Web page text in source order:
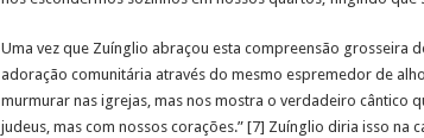
Uma vez que Zuínglio abraçou esta compreensão grosseira
adoração comunitária através do mesmo espremedor de
murmurar nas igrejas, mas nos mostra o verdadeiro cântico
judeus, mas com nossos corações.” [7] Zuínglio diria isso na